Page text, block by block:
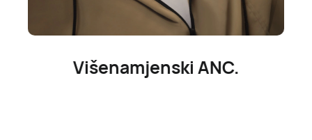
Višenamjenski ANC.